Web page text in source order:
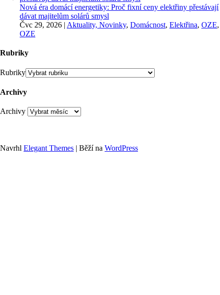
Nová éra domácí energetiky: Proč fixní ceny elektřiny přestávají
dávat majitelům solárů smysl
Čvc 29, 2026 | Aktuality, Novinky, Domácnost, Elektřina, OZE,
OZE
Rubriky
Rubriky
Archivy
Archivy
Navrhl Elegant Themes | Běží na WordPress